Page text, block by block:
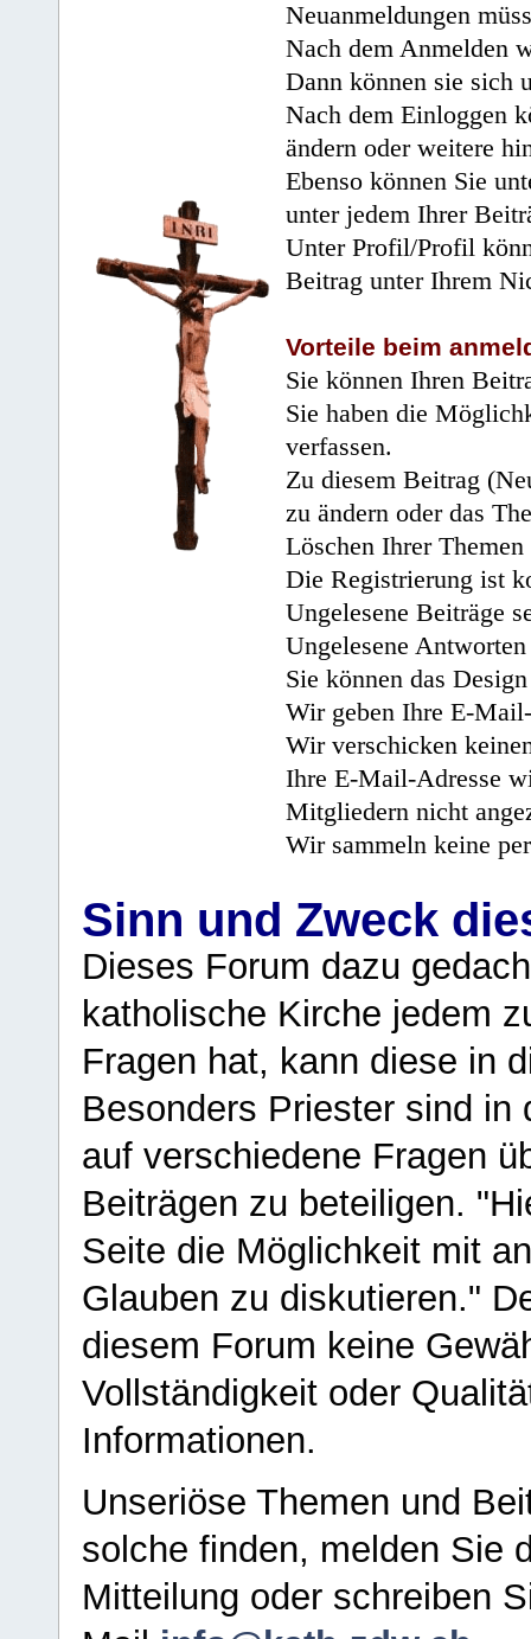
Neuanmeldungen
Nach dem Anmelden
Dann können sie sich
Nach dem Einloggen
ändern oder weitere
Ebenso können Sie
unter jedem Ihrer
Unter Profil/Profil
Beitrag unter Ihrem
Vorteile beim
Sie können Ihren
Sie haben die
verfassen.
Zu diesem Beitrag
zu ändern oder das
Löschen Ihrer
Die Registrierung ist
Ungelesene Beiträge
Ungelesene
Sie können das
Wir geben Ihre E-
Wir verschicken
Ihre E-Mail-Adresse
Mitgliedern nicht
Wir sammeln keine
Sinn und Zweck
Dieses Forum dazu
katholische Kirche jedem
Fragen hat, kann diese in
Besonders Priester sind in
auf verschiedene Fragen
Beiträgen zu beteiligen.
Seite die Möglichkeit mit
Glauben zu diskutieren."
diesem Forum keine
Vollständigkeit oder
Informationen.
Unseriöse Themen und
solche finden, melden Sie
Mitteilung oder schreiben